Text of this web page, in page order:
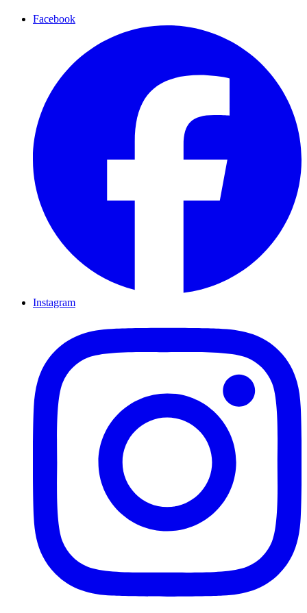
Facebook
Instagram